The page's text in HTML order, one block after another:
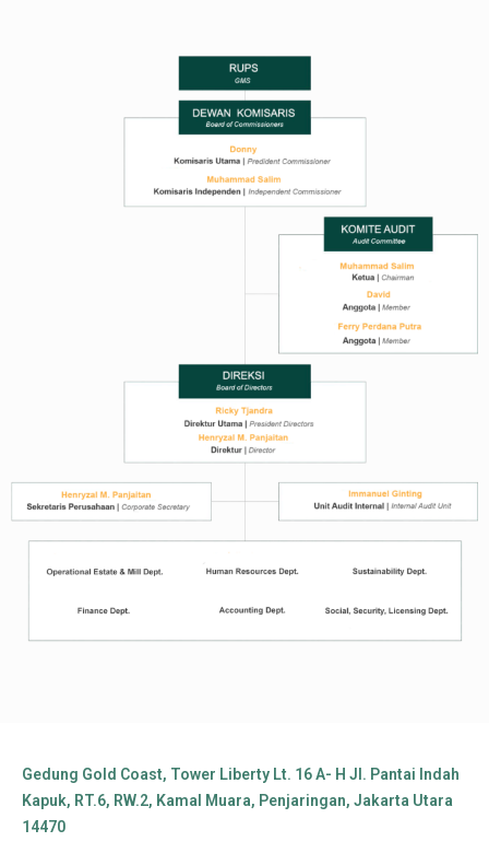
Gedung Gold Coast, Tower Liberty Lt. 16 A- H Jl. Pantai Indah
Kapuk, RT.6, RW.2, Kamal Muara, Penjaringan, Jakarta Utara
14470